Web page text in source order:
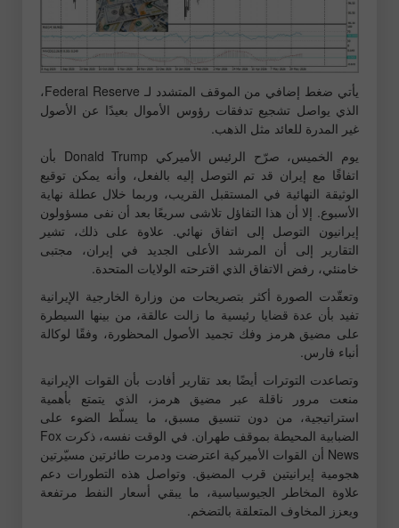
يأتي ضغط إضافي من الموقف المتشدد لـ Federal Reserve،
الذي يواصل تشجيع تدفقات رؤوس الأموال بعيدًا عن الأصول
غير المدرة للعائد مثل الذهب.
يوم الخميس، صرّح الرئيس الأميركي Donald Trump بأن
اتفاقًا مع إيران قد تم التوصل إليه بالفعل، وأنه يمكن توقيع
الوثيقة النهائية في المستقبل القريب، وربما خلال عطلة نهاية
الأسبوع. إلا أن هذا التفاؤل تلاشى سريعًا بعد أن نفى مسؤولون
إيرانيون التوصل إلى اتفاق نهائي. علاوة على ذلك، تشير
التقارير إلى أن المرشد الأعلى الجديد في إيران، مجتبى
خامنئي، رفض الاتفاق الذي اقترحته الولايات المتحدة.
وتعقّدت الصورة أكثر بتصريحات من وزارة الخارجية الإيرانية
تفيد بأن عدة قضايا رئيسية ما زالت عالقة، من بينها السيطرة
على مضيق هرمز وفك تجميد الأصول المحظورة، وفقًا لوكالة
أنباء فارس.
وتصاعدت التوترات أيضًا بعد تقارير أفادت بأن القوات الإيرانية
منعت مرور ناقلة عبر مضيق هرمز، الذي يتمتع بأهمية
استراتيجية، من دون تنسيق مسبق، ما يسلّط الضوء على
الضبابية المحيطة بموقف طهران. في الوقت نفسه، ذكرت Fox
News أن القوات الأميركية اعترضت ودمرت طائرتين مسيّرتين
هجومية إيرانيتين قرب المضيق. وتواصل هذه التطورات دعم
علاوة المخاطر الجيوسياسية، ما يبقي أسعار النفط مرتفعة
ويعزز المخاوف المتعلقة بالتضخم.